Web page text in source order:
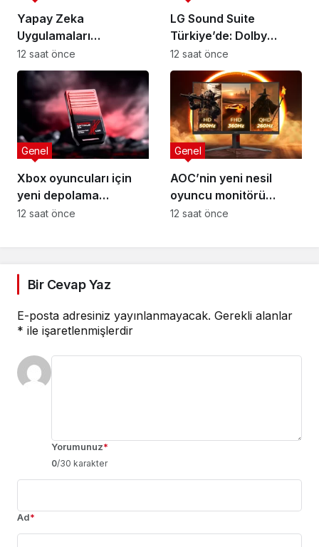
Yapay Zeka
Uygulamaları
Değiştiriyor: Tek
Arayüz Çağı Başladı
12 saat önce
LG Sound Suite
Türkiye’de: Dolby
Atmos FlexConnect ile
Ev Sinemasında Devrim
12 saat önce
Xbox oyuncuları için
yeni depolama
çözümü: SanDisk
Genel
12 saat önce
AOC’nin yeni nesil
oyuncu monitörü
CQ32G4ZA üç farklı
Genel
12 saat önce
Bir Cevap Yaz
E-posta adresiniz yayınlanmayacak. Gerekli alanlar
* ile işaretlenmişlerdir
Yorumunuz*
0/30 karakter
Ad*